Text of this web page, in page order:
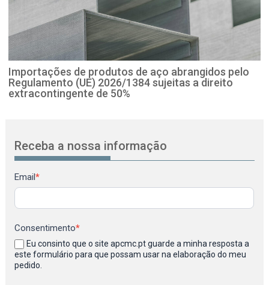
Importações de produtos de aço abrangidos pelo
Regulamento (UE) 2026/1384 sujeitas a direito
extracontingente de 50%
Receba a nossa informação
Newsletter
Email*
Consentimento*
Eu consinto que o site apcmc.pt guarde a minha resposta a
este formulário para que possam usar na elaboração do meu
pedido.